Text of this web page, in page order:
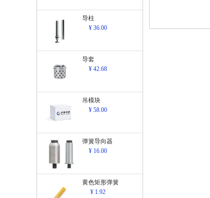
导柱
¥ 36.00
导套
¥ 42.68
吊模块
¥ 58.00
弹簧导向器
¥ 16.00
黄色矩形弹簧
¥ 1.92